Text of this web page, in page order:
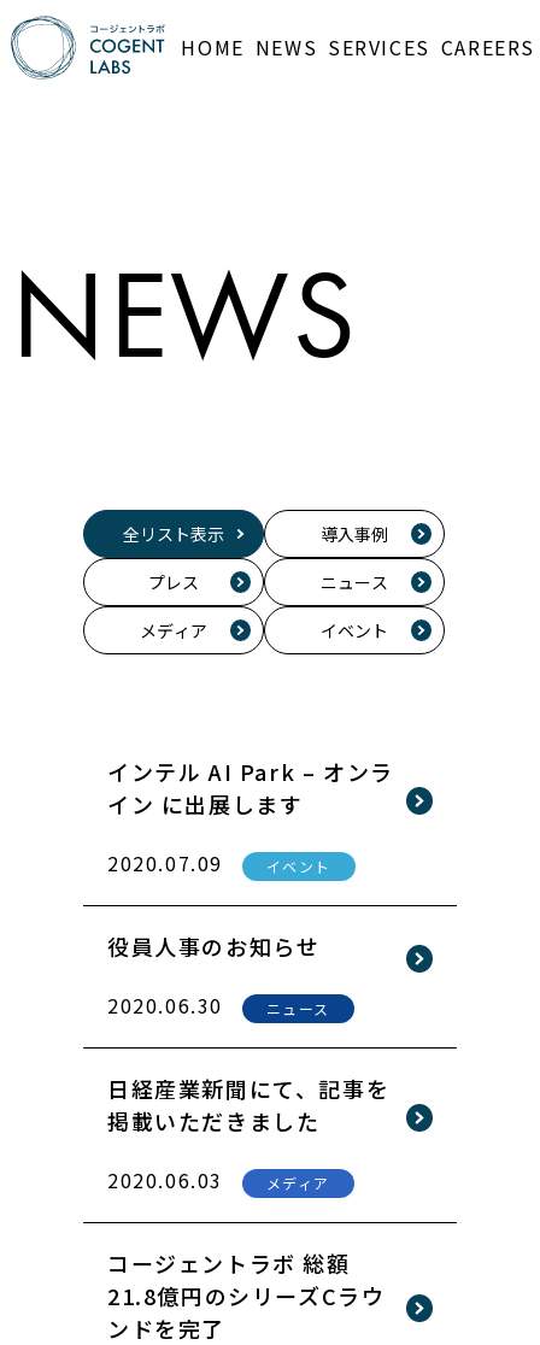
HOME NEWS SERVICES CAREERS
NEWS
全リスト表示
導入事例
プレス
ニュース
メディア
イベント
インテル AI Park – オンラ
イン に出展します
2020.07.09 イベント
役員人事のお知らせ
2020.06.30 ニュース
日経産業新聞にて、記事を
掲載いただきました
2020.06.03 メディア
コージェントラボ 総額
21.8億円のシリーズCラウ
ンドを完了